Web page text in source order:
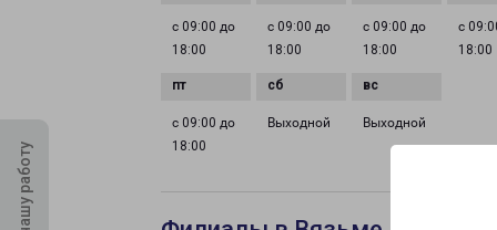
с 09:00 до
18:00
с 09:00 до
18:00
с 09:00 до
18:00
с
18:00
с 09:00 до
18:00
Выходной Выходной